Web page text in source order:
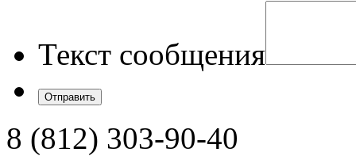
Текст сообщения
8 (812) 303-90-40